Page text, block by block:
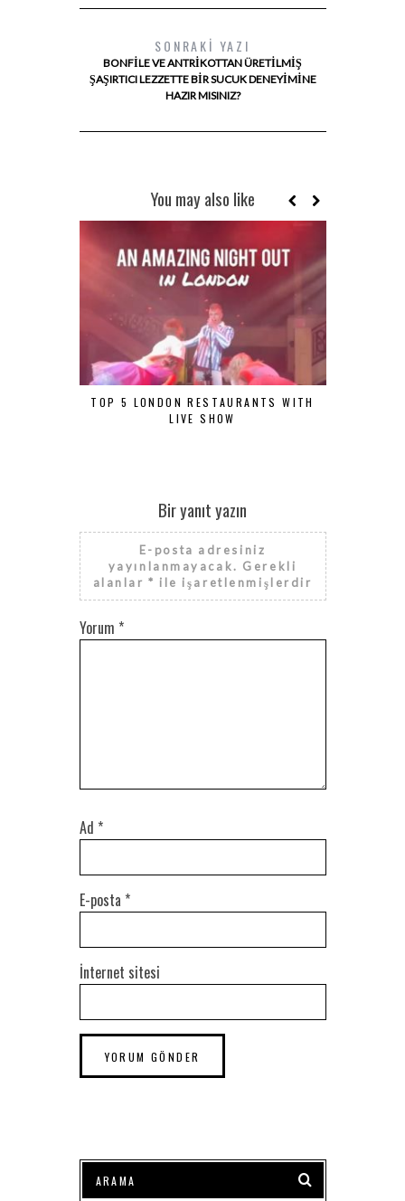
SONRAKI YAZI
BONFILE VE ANTRIKOTTAN ÜRETILMIŞ
ŞAŞIRTICI LEZZETTE BIR SUCUK DENEYIMINE
HAZIR MISINIZ?
You may also like
TOP 5 LONDON RESTAURANTS WITH
LIVE SHOW
Bir yanıt yazın
E-posta adresiniz
yayınlanmayacak. Gerekli
alanlar* ile işaretlenmişlerdir
Yorum *
Ad *
E-posta *
İnternet sitesi